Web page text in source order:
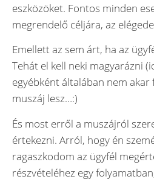
eszközöket. Fontos minden
megrendelő céljára, az
Emellett az sem árt, ha az
Tehát el kell neki magyarázni
egyébként általában nem
muszáj lesz…:)
És most erről a muszájról
értekezni. Arról, hogy én
ragaszkodom az ügyfél
részvételéhez egy